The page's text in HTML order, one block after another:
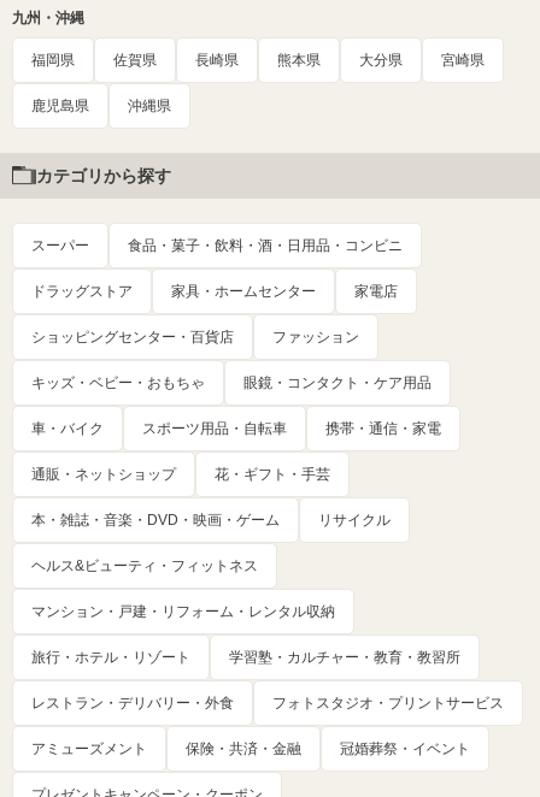
九州・沖縄
福岡県 佐賀県 長崎県 熊本県 大分県 宮崎県
鹿児島県 沖縄県
カテゴリから探す
スーパー 食品・菓子・飲料・酒・日用品・コンビニ
ドラッグストア 家具・ホームセンター 家電店
ショッピングセンター・百貨店 ファッション
キッズ・ベビー・おもちゃ 眼鏡・コンタクト・ケア用品
車・バイク スポーツ用品・自転車 携帯・通信・家電
通販・ネットショップ 花・ギフト・手芸
本・雑誌・音楽・DVD・映画・ゲーム リサイクル
ヘルス&ビューティ・フィットネス
マンション・戸建・リフォーム・レンタル収納
旅行・ホテル・リゾート 学習塾・カルチャー・教育・教習所
レストラン・デリバリー・外食 フォトスタジオ・プリントサービス
アミューズメント 保険・共済・金融 冠婚葬祭・イベント